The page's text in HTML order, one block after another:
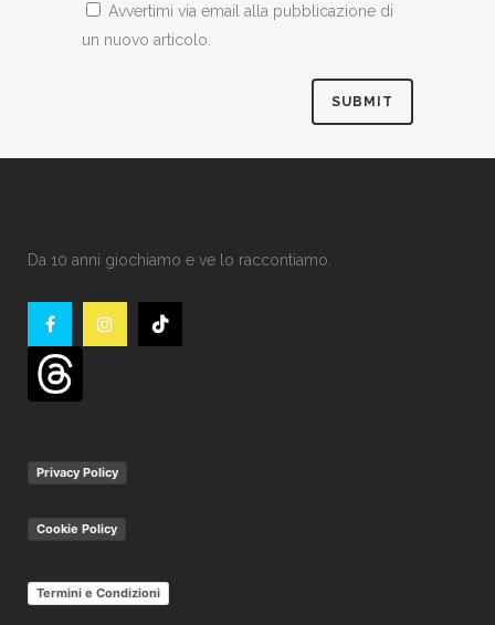
Avvertimi via email alla pubblicazione di
un nuovo articolo.
Da 10 anni giochiamo e ve lo raccontiamo.
Privacy Policy
Cookie Policy
Termini e Condizioni